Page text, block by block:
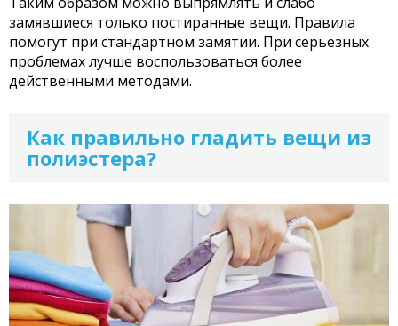
замявшиеся только постиранные вещи. Правила
помогут при стандартном замятии. При серьезных
проблемах лучше воспользоваться более
действенными методами.
Как правильно гладить вещи из
полиэстера?